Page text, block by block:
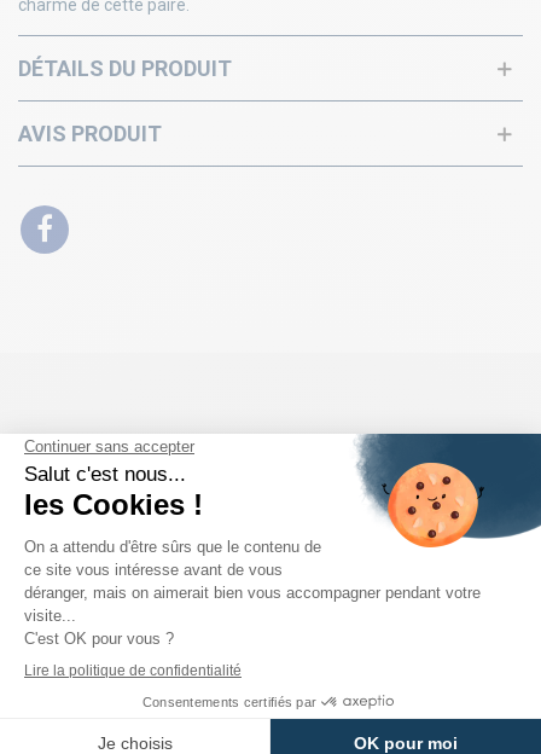
charme de cette paire.
DÉTAILS DU PRODUIT
AVIS PRODUIT
PRODUITS DE LA MÊME CATÉGORIE